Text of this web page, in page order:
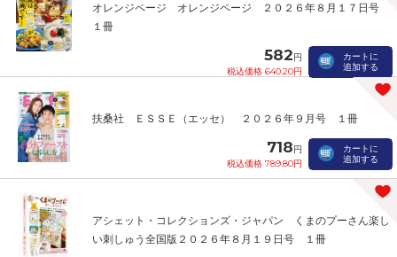
オレンジページ オレンジページ ２０２６年８月１７日号
１冊
582円
税込価格 640.20円
カートに
追加する
扶桑社 ＥＳＳＥ（エッセ） ２０２６年９月号 １冊
718円
税込価格 789.80円
カートに
追加する
アシェット・コレクションズ・ジャパン くまのプーさん楽し
い刺しゅう全国版２０２６年８月１９日号 １冊